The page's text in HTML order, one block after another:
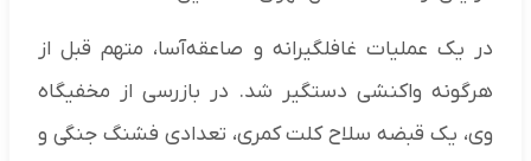
در یک عملیات غافلگیرانه و صاعقه‌آسا، متهم قبل از
هرگونه واکنشی دستگیر شد. در بازرسی از مخفیگاه
وی، یک قبضه سلاح کلت کمری، تعدادی فشنگ جنگی و